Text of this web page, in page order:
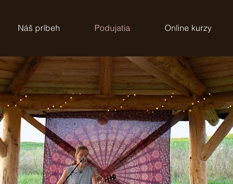
Náš príbeh Podujatia Online kurzy